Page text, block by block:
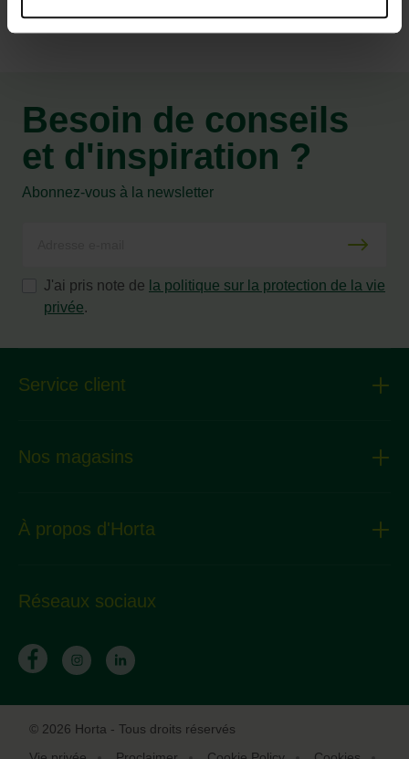
Besoin de conseils
et d'inspiration ?
Abonnez-vous à la newsletter
J'ai pris note de la politique sur la protection de la vie
privée.
Service client
Nos magasins
À propos d'Horta
Réseaux sociaux
© 2026 Horta - Tous droits réservés